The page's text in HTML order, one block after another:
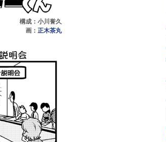
構成：小川誉久
画： 正木茶丸